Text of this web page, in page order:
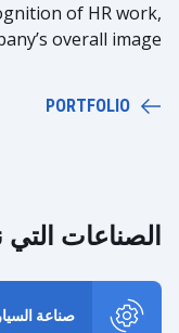
of HR work,
overall image.
PORTFOLIO
الصناعات التي
صناعة